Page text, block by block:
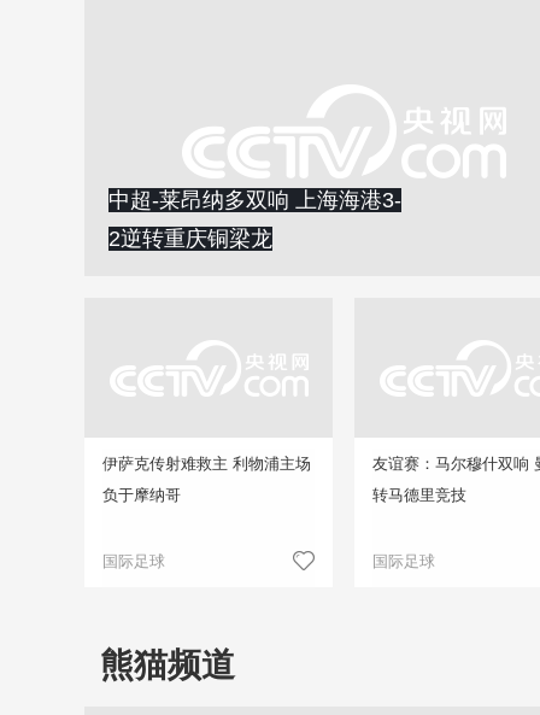
中超-莱昂纳多双响 上海海港3-
2逆转重庆铜梁龙
伊萨克传射难救主 利物浦主场
负于摩纳哥
国际足球
友谊赛：马尔穆什双响
转马德里竞技
国际足球
熊猫频道